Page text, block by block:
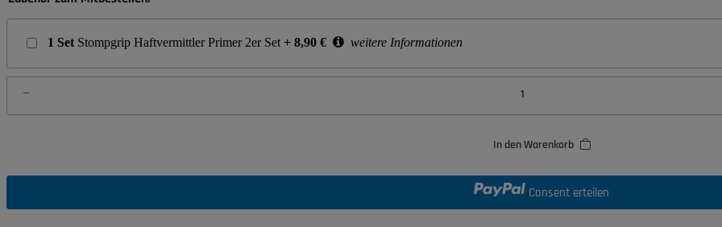
1 Set Stompgrip Haftvermittler Primer 2er Set + 8,90 € weitere Informationen
In den Warenkorb
Consent erteilen